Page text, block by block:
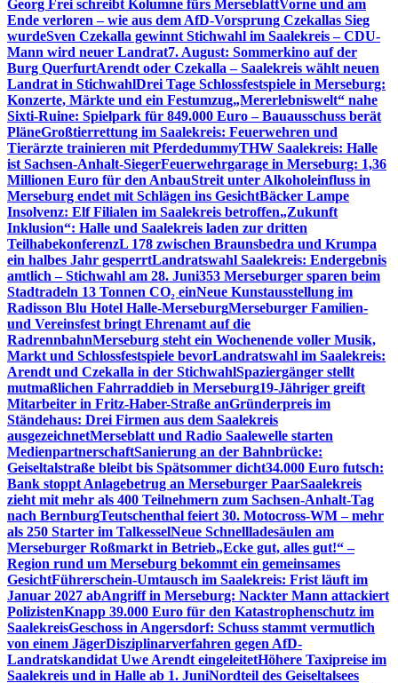
Georg Frei schreibt Kolumne fürs MerseblattVorne und am
Ende verloren – wie aus dem AfD-Vorsprung Czekallas Sieg
wurdeSven Czekalla gewinnt Stichwahl im Saalekreis – CDU-
Mann wird neuer Landrat7. August: Sommerkino auf der
Burg QuerfurtArendt oder Czekalla – Saalekreis wählt neuen
Landrat in StichwahlDrei Tage Schlossfestspiele in Merseburg:
Konzerte, Märkte und ein Festumzug„Mererlebniswelt“ nahe
Sixti-Ruine: Spielpark für 849.000 Euro – Bauausschuss berät
PläneGroßtierrettung im Saalekreis: Feuerwehren und
Tierärzte trainieren mit PferdedummyTHW Saalekreis: Halle
ist Sachsen-Anhalt-SiegerFeuerwehrgarage in Merseburg: 1,36
Millionen Euro für den AnbauStreit unter Alkoholeinfluss in
Merseburg endet mit Schlägen ins GesichtBäcker Lampe
Insolvenz: Elf Filialen im Saalekreis betroffen„Zukunft
Inklusion“: Halle und Saalekreis laden zur dritten
TeilhabekonferenzL 178 zwischen Braunsbedra und Krumpa
ein halbes Jahr gesperrtLandratswahl Saalekreis: Endergebnis
amtlich – Stichwahl am 28. Juni353 Merseburger sparen beim
Stadtradeln 13 Tonnen CO₂ einNeue Kunstausstellung im
Radisson Blu Hotel Halle-MerseburgMerseburger Familien-
und Vereinsfest bringt Ehrenamt auf die
RadrennbahnMerseburg steht ein Wochenende voller Musik,
Markt und Schlossfestspiele bevorLandratswahl im Saalekreis:
Arendt und Czekalla in der StichwahlSpaziergänger stellt
mutmaßlichen Fahrraddieb in Merseburg19-Jähriger greift
Mitarbeiter in Fritz-Haber-Straße anGründerpreis im
Ständehaus: Drei Firmen aus dem Saalekreis
ausgezeichnetMerseblatt und Radio Saalewelle starten
MedienpartnerschaftSanierung an der Bahnbrücke:
Geiseltalstraße bleibt bis Spätsommer dicht34.000 Euro futsch:
Bank stoppt Anlagebetrug an Merseburger PaarSaalekreis
zieht mit mehr als 400 Teilnehmern zum Sachsen-Anhalt-Tag
nach BernburgTeutschenthal feiert 30. Motocross-WM – mehr
als 250 Starter im TalkesselNeue Schnellladesäulen am
Merseburger Roßmarkt in Betrieb„Ecke gut, alles gut!“ –
Region rund um Merseburg bekommt ein gemeinsames
GesichtFührerschein-Umtausch im Saalekreis: Frist läuft im
Januar 2027 abAngriff in Merseburg: Nackter Mann attackiert
PolizistenKnapp 39.000 Euro für den Katastrophenschutz im
SaalekreisGeschoss in Angersdorf: Schuss stammt vermutlich
von einem JägerDisziplinarverfahren gegen AfD-
Landratskandidat Uwe Arendt eingeleitetHöhere Taxipreise im
Saalekreis und in Halle ab 1. JuniNordteil des Geiseltalsees